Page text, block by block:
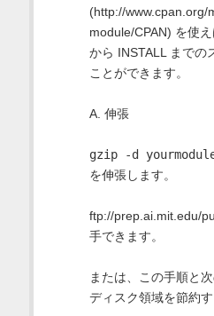
(http://www.cpan.org/
module/CPAN) を使
から INSTALL までの
ことができます。
A. 伸張
gzip -d
を伸張します。
ftp://prep.ai.mit.edu/
手できます。
または、この手順と
ディスク領域を節約